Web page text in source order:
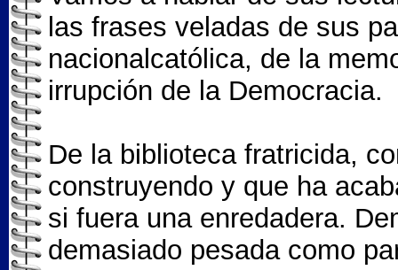
las frases veladas de sus
nacionalcatólica, de la
irrupción de la Democracia.
De la biblioteca fratricida,
construyendo y que ha
si fuera una enredadera.
demasiado pesada como